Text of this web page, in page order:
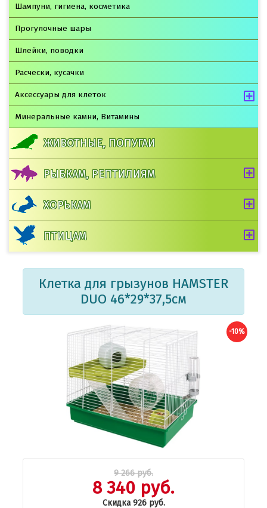
Шампуни, гигиена, косметика
Прогулочные шары
Шлейки, поводки
Расчески, кусачки
Аксессуары для клеток
Минеральные камни, Витамины
ЖИВОТНЫЕ, ПОПУГАИ
РЫБКАМ, РЕПТИЛИЯМ
ХОРЬКАМ
ПТИЦАМ
Клетка для грызунов HAMSTER
DUO 46*29*37,5см
-10%
9 266 руб.
8 340 руб.
Скидка 926 руб.